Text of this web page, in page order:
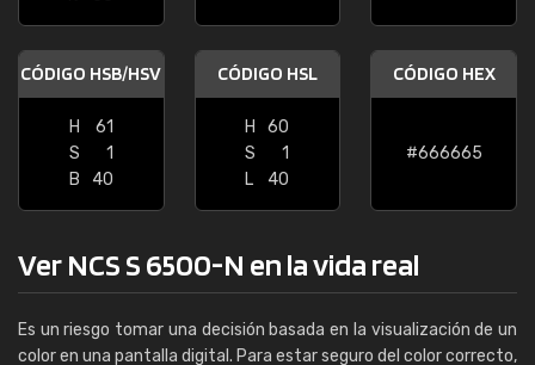
CÓDIGO HSB/HSV
H
61
S
1
B
40
CÓDIGO HSL
H
60
S
1
L
40
CÓDIGO HEX
#666665
Ver NCS S 6500-N en la vida real
Es un riesgo tomar una decisión basada en la visualización de un
color en una pantalla digital. Para estar seguro del color correcto,